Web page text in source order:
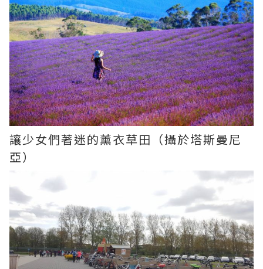
讓少女們著迷的薰衣草田（攝於塔斯曼尼
亞）